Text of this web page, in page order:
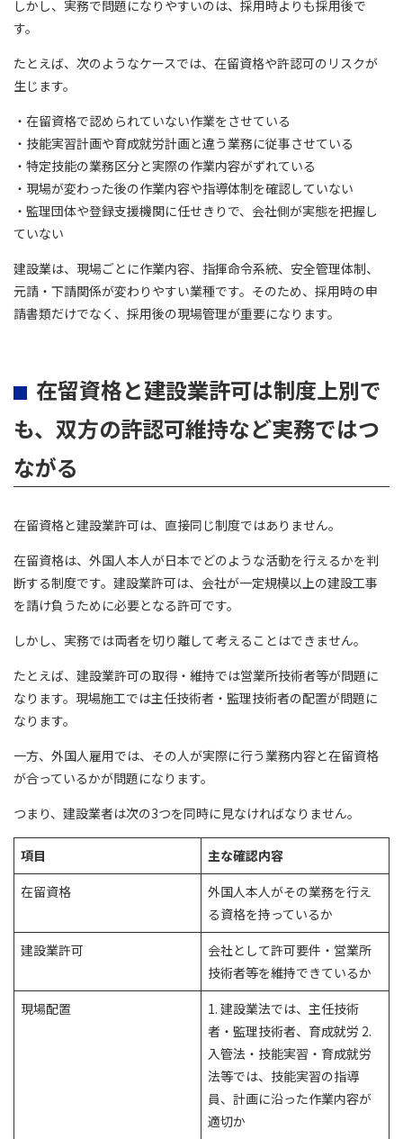
しかし、実務で問題になりやすいのは、採用時よりも採用後で
す。
たとえば、次のようなケースでは、在留資格や許認可のリスクが
生じます。
・在留資格で認められていない作業をさせている
・技能実習計画や育成就労計画と違う業務に従事させている
・特定技能の業務区分と実際の作業内容がずれている
・現場が変わった後の作業内容や指導体制を確認していない
・監理団体や登録支援機関に任せきりで、会社側が実態を把握し
ていない
建設業は、現場ごとに作業内容、指揮命令系統、安全管理体制、
元請・下請関係が変わりやすい業種です。そのため、採用時の申
請書類だけでなく、採用後の現場管理が重要になります。
在留資格と建設業許可は制度上別で
も、双方の許認可維持など実務ではつ
ながる
在留資格と建設業許可は、直接同じ制度ではありません。
在留資格は、外国人本人が日本でどのような活動を行えるかを判
断する制度です。建設業許可は、会社が一定規模以上の建設工事
を請け負うために必要となる許可です。
しかし、実務では両者を切り離して考えることはできません。
たとえば、建設業許可の取得・維持では営業所技術者等が問題に
なります。現場施工では主任技術者・監理技術者の配置が問題に
なります。
一方、外国人雇用では、その人が実際に行う業務内容と在留資格
が合っているかが問題になります。
つまり、建設業者は次の3つを同時に見なければなりません。
項目
主な確認内容
在留資格
外国人本人がその業務を行え
る資格を持っているか
建設業許可
会社として許可要件・営業所
技術者等を維持できているか
現場配置
1. 建設業法では、主任技術
者・監理技術者、育成就労 2.
入管法・技能実習・育成就労
法等では、技能実習の指導
員、計画に沿った作業内容が
適切か